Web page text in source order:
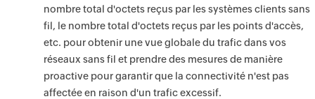
nombre total d'octets reçus par les systèmes clients sans
fil, le nombre total d'octets reçus par les points d'accès,
etc. pour obtenir une vue globale du trafic dans vos
réseaux sans fil et prendre des mesures de manière
proactive pour garantir que la connectivité n'est pas
affectée en raison d'un trafic excessif.